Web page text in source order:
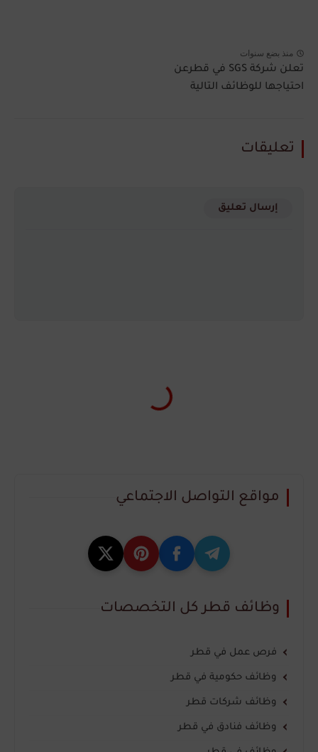
منذ بضع سنوات
تعلن شركة SGS في قطرعن
احتياجها للوظائف التالية
تعليقات
إرسال تعليق
مواقع التواصل الاجتماعي
وظائف قطر كل التخصصات
فرص عمل في قطر
وظائف حكومية في قطر
وظائف شركات قطر
وظائف فنادق في قطر